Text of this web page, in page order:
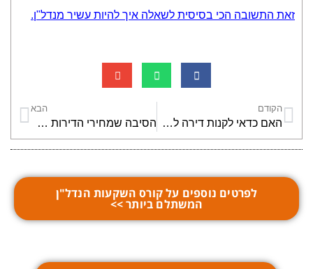
זאת התשובה הכי בסיסית לשאלה איך להיות עשיר מנדל"ן.
הקודם
האם כדאי לקנות דירה להשקעה בצפון או בדרום הארץ?
הבא
הסיבה שמחירי הדירות הזולות בפריפריה יעלו
לפרטים נוספים על קורס השקעות הנדל"ן
המשתלם ביותר >>